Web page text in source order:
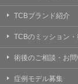
TCBブランド紹介
TCBのミッション
術後のご相談・お
症例モデル募集